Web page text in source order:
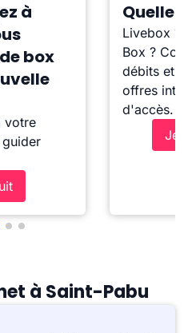
à
box
votre
Quelle
Livebox ?
Box ?
débits et
offres
d'accès.
Je
à Saint-Pabu